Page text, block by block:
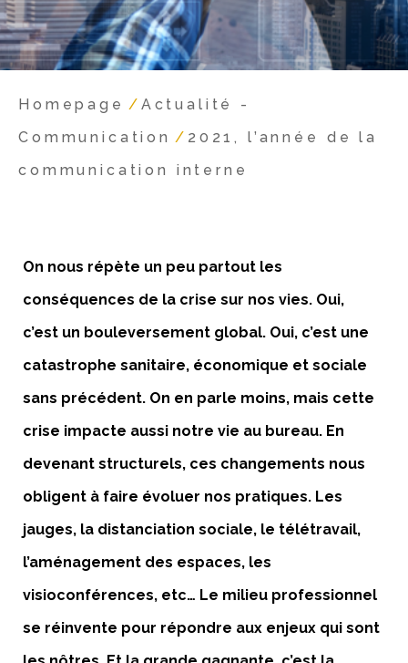
Homepage / Actualité -
Communication / 2021, l’année de la
communication interne
On nous répète un peu partout les
conséquences de la crise sur nos vies. Oui,
c’est un bouleversement global. Oui, c’est une
catastrophe sanitaire, économique et sociale
sans précédent. On en parle moins, mais cette
crise impacte aussi notre vie au bureau. En
devenant structurels, ces changements nous
obligent à faire évoluer nos pratiques. Les
jauges, la distanciation sociale, le télétravail,
l’aménagement des espaces, les
visioconférences, etc… Le milieu professionnel
se réinvente pour répondre aux enjeux qui sont